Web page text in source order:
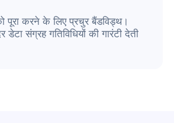
पूरा करने के लिए प्रचुर बैंडविड्थ।
संग्रह गतिविधियों की गारंटी देती